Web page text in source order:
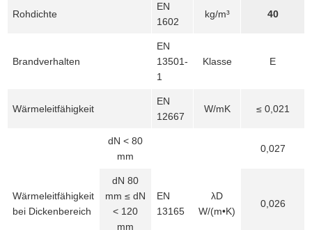
Rohdichte
EN
1602
kg/m³ 40
Brandverhalten
EN
13501-
1
Klasse E
Wärmeleitfähigkeit
EN
12667
W/mK ≤ 0,021
Wärmeleitfähigkeit
bei Dickenbereich
dN < 80
mm
EN
13165
λD
W/(m•K)
0,027
dN 80
mm ≤ dN
< 120
mm
0,026